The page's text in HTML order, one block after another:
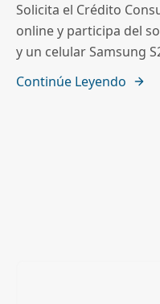
Solicita el Crédito
online y participa del
y un celular Samsung
Continúe Leyendo